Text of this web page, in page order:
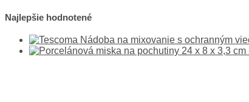
Najlepšie hodnotené